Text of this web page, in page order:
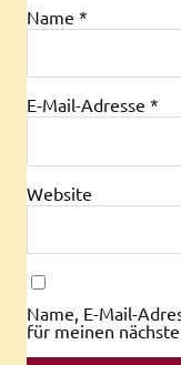
Name *
E-Mail-Adresse *
Website
Name, E-Mail-
für meinen